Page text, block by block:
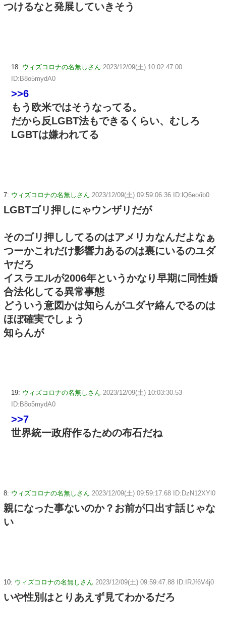
つけるなと発展していきそう
18: ウィズコロナの名無しさん 2023/12/09(土) 10:02:47.00
ID:B8o5mydA0
>>6
もう欧米ではそうなってる。
だから反LGBT法もできるくらい、むしろ
LGBTは嫌われてる
7: ウィズコロナの名無しさん 2023/12/09(土) 09:59:06.36 ID:lQ6eo/ib0
LGBTゴリ押しにゃウンザリだが
そのゴリ押ししてるのはアメリカなんだよなぁ
つーかこれだけ影響力あるのは裏にいるのユダ
ヤだろ
イスラエルが2006年というかなり早期に同性婚
合法化してる異常事態
どういう意図かは知らんがユダヤ絡んでるのは
ほぼ確実でしょう
知らんが
19: ウィズコロナの名無しさん 2023/12/09(土) 10:03:30.53
ID:B8o5mydA0
>>7
世界統一政府作るための布石だね
8: ウィズコロナの名無しさん 2023/12/09(土) 09:59:17.68 ID:DzN12XYl0
親になった事ないのか？お前が口出す話じゃな
い
10: ウィズコロナの名無しさん 2023/12/09(土) 09:59:47.88 ID:IRJf6V4j0
いや性別はとりあえず見てわかるだろ